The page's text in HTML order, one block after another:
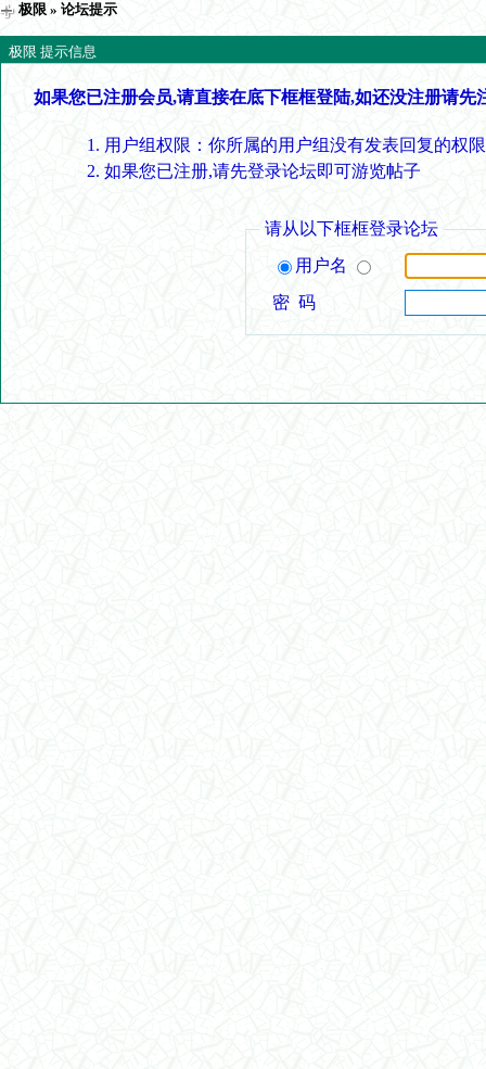
极限 » 论坛提示
极限 提示信息
如果您已注册会员,请直接在底下框框登陆,如还没注册请先
用户组权限：你所属的用户组没有发表回复的权
如果您已注册,请先登录论坛即可游览帖子
请从以下框框登录论坛
用户名
密 码